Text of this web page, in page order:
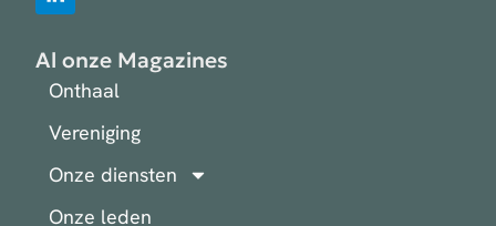
Al onze Magazines
Onthaal
Vereniging
Onze diensten
Onze leden